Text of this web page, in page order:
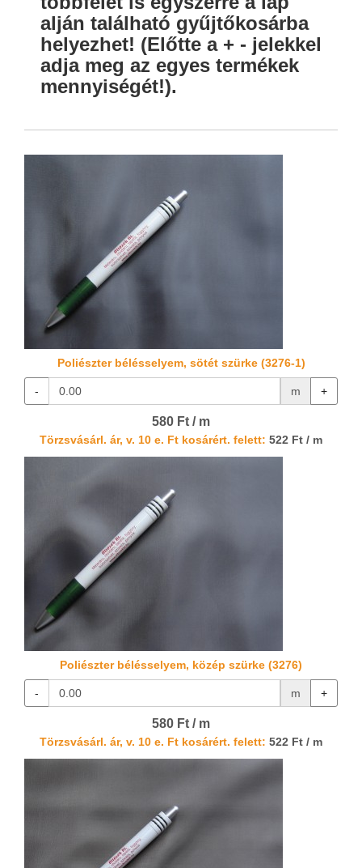
alján található gyűjtőkosárba
helyezhet! (Előtte a + - jelekkel
adja meg az egyes termékek
mennyiségét!).
Poliészter bélésselyem, sötét szürke (3276-1)
- m +
580 Ft / m
Törzsvásárl. ár, v. 10 e. Ft kosárért. felett: 522 Ft / m
Poliészter bélésselyem, közép szürke (3276)
- m +
580 Ft / m
Törzsvásárl. ár, v. 10 e. Ft kosárért. felett: 522 Ft / m